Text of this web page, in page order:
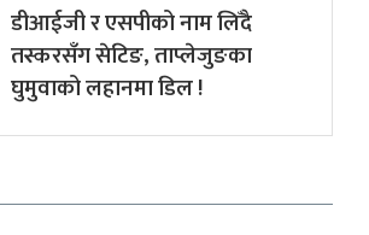
डीआईजी र एसपीको नाम लिँदै
तस्करसँग सेटिङ, ताप्लेजुङका
घुमुवाको लहानमा डिल !